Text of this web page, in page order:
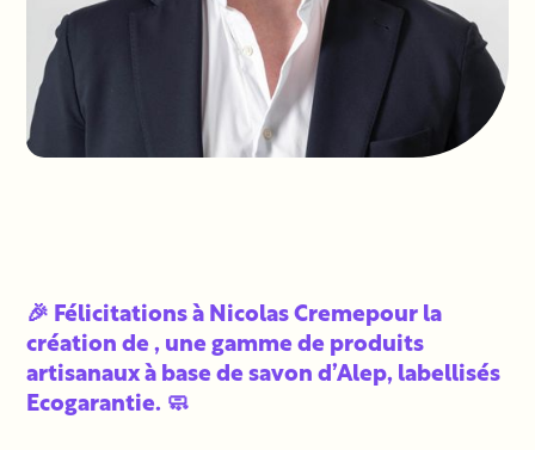
🎉 Félicitations à Nicolas Cremepour la
création de, une gamme de produits
artisanaux à base de savon d’Alep, labellisés
Ecogarantie. 🧼